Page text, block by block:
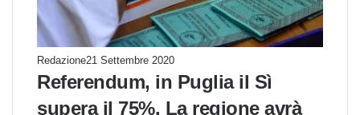
Redazione21 Settembre 2020
Referendum, in Puglia il Sì
supera il 75%. La regione avrà